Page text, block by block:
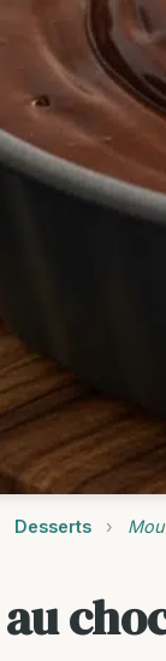
Desserts ›